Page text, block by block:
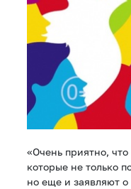
«Очень приятно,
которые не только
но еще и заявляют